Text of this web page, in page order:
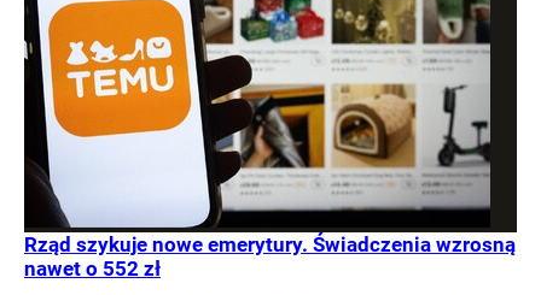
Rząd szykuje nowe emerytury. Świadczenia wzrosną
nawet o 552 zł